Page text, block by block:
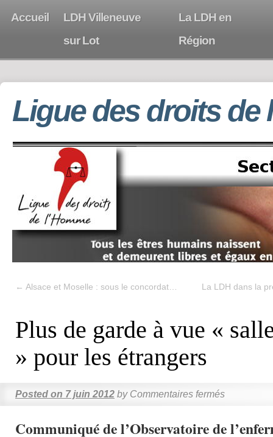
Accueil
LDH Villeneuve
sur Lot
La LDH en
Région
Ligue des droits de
← Alsace et Moselle : sous le concordat… La LDH dans la
Plus de garde à vue «
» pour les étrangers
Posted on 7 juin 2012 by Commentaires fermés
Communiqué de l’Observatoire de